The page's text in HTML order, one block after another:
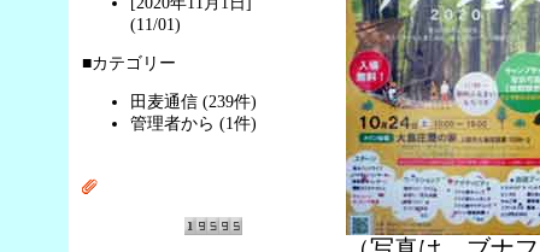
(11/01)
■カテゴリー
田麦通信 (239件)
管理者から (1件)